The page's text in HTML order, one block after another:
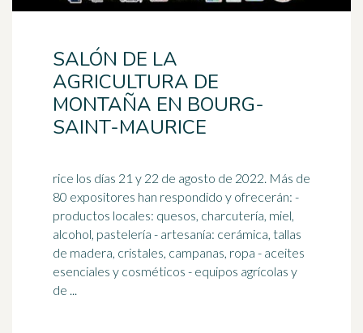
SALÓN DE LA
AGRICULTURA DE
MONTAÑA EN BOURG-
SAINT-MAURICE
rice los días 21 y 22 de agosto de 2022. Más de
80 expositores han respondido y ofrecerán: -
productos locales: quesos, charcutería, miel,
alcohol, pastelería - artesanía: cerámica, tallas
de madera, cristales, campanas, ropa - aceites
esenciales y cosméticos - equipos agrícolas y
de ...